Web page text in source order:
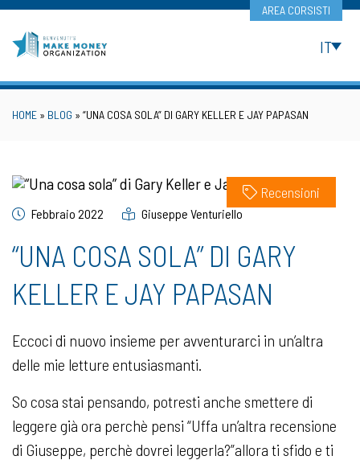
Skip
content
AREA CORSISTI
IT
HOME » BLOG » “UNA COSA SOLA” DI GARY KELLER E JAY PAPASAN
Recensioni
Febbraio 2022 Giuseppe Venturiello
“UNA COSA SOLA” DI GARY
KELLER E JAY PAPASAN
Eccoci di nuovo insieme per avventurarci in un’altra
delle mie letture entusiasmanti.
So cosa stai pensando, potresti anche smettere di
leggere già ora perchè pensi “Uffa un’altra recensione
di Giuseppe, perchè dovrei leggerla?”allora ti sfido e ti